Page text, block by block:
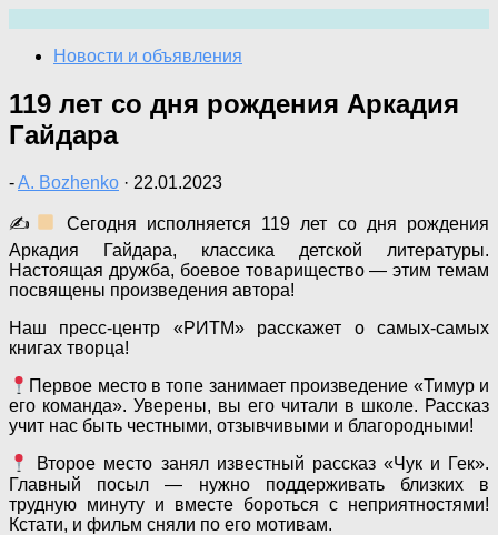
содержимому
Новости и объявления
119 лет со дня рождения Аркадия
Гайдара
-A. Bozhenko · 22.01.2023
✍
Сегодня исполняется 119 лет со дня рождения
Аркадия Гайдара, классика детской литературы.
Настоящая дружба, боевое товарищество — этим темам
посвящены произведения автора!
Наш пресс-центр «РИТМ» расскажет о самых-самых
книгах творца!
Первое место в топе занимает произведение «Тимур и
его команда». Уверены, вы его читали в школе. Рассказ
учит нас быть честными, отзывчивыми и благородными!
Второе место занял известный рассказ «Чук и Гек».
Главный посыл — нужно поддерживать близких в
трудную минуту и вместе бороться с неприятностями!
Кстати, и фильм сняли по его мотивам.